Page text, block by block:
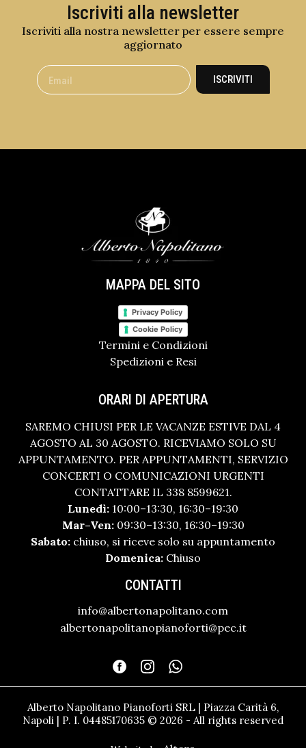
Iscriviti alla newsletter
Iscriviti alla nostra newsletter per essere sempre
aggiornato
ISCRIVITI
MAPPA DEL SITO
Privacy Policy
Cookie Policy
Termini e Condizioni
Spedizioni e Resi
ORARI DI APERTURA
SAREMO CHIUSI PER LE VACANZE ESTIVE DAL 4
AGOSTO AL 30 AGOSTO. RICEVIAMO SOLO SU
APPUNTAMENTO. PER APPUNTAMENTI, SERVIZIO
CONCERTI O COMUNICAZIONI URGENTI
CONTATTARE IL 338 8599621.
Lunedì: 10:00–13:30, 16:30–19:30
Mar–Ven:09:30–13:30, 16:30–19:30
Sabato: chiuso, si riceve solo su appuntamento
Domenica: Chiuso
CONTATTI
info@albertonapolitano.com
albertonapolitanopianoforti@pec.it
Alberto Napolitano Pianoforti SRL | Piazza Carità 6,
Napoli | P. I. 04485170635 © 2026 - All rights reserved